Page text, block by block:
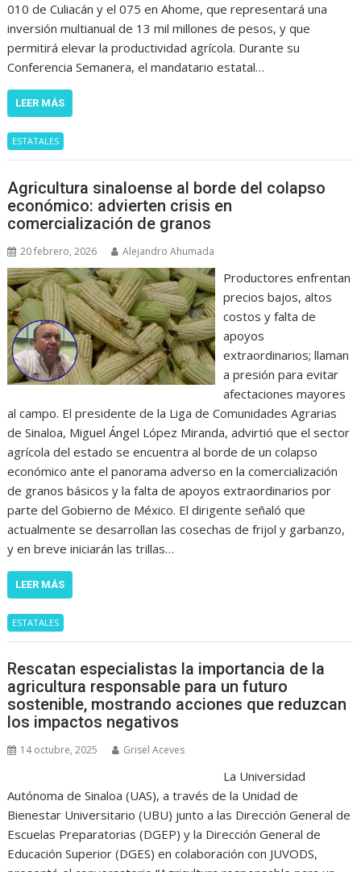
010 de Culiacán y el 075 en Ahome, que representará una
inversión multianual de 13 mil millones de pesos, y que
permitirá elevar la productividad agrícola. Durante su
Conferencia Semanera, el mandatario estatal…
LEER MÁS
ESTATALES
Agricultura sinaloense al borde del colapso
económico: advierten crisis en
comercialización de granos
20 febrero, 2026 Alejandro Ahumada
Productores enfrentan
precios bajos, altos
costos y falta de
apoyos
extraordinarios; llaman
a presión para evitar
afectaciones mayores
al campo. El presidente de la Liga de Comunidades Agrarias
de Sinaloa, Miguel Ángel López Miranda, advirtió que el sector
agrícola del estado se encuentra al borde de un colapso
económico ante el panorama adverso en la comercialización
de granos básicos y la falta de apoyos extraordinarios por
parte del Gobierno de México. El dirigente señaló que
actualmente se desarrollan las cosechas de frijol y garbanzo,
y en breve iniciarán las trillas…
LEER MÁS
ESTATALES
Rescatan especialistas la importancia de la
agricultura responsable para un futuro
sostenible, mostrando acciones que reduzcan
los impactos negativos
14 octubre, 2025 Grisel Aceves
La Universidad
Autónoma de Sinaloa (UAS), a través de la Unidad de
Bienestar Universitario (UBU) junto a las Dirección General de
Escuelas Preparatorias (DGEP) y la Dirección General de
Educación Superior (DGES) en colaboración con JUVODS,